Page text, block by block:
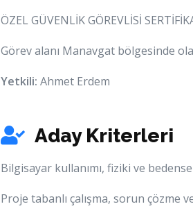
ÖZEL GÜVENLİK GÖREVLİSİ
Görev alanı Manavgat bölgesinde
Yetkili: Ahmet Erdem
Aday Kriterleri
Bilgisayar kullanımı, fiziki ve
Proje tabanlı çalışma, sorun çözme